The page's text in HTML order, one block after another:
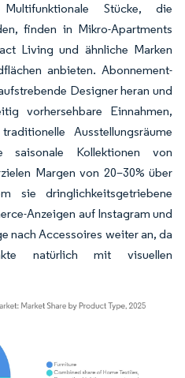
Stücke, die
finden in Mikro-Apartments
Living und ähnliche Marken
anbieten. Abonnement-
Designer heran und
vorhersehbare Einnahmen,
Ausstellungsräume
saisonale Kollektionen von
Margen von 20–30% über
sie dringlichkeitsgetriebene
Anzeigen auf Instagram und
nach Accessoires weiter an, da
natürlich mit visuellen